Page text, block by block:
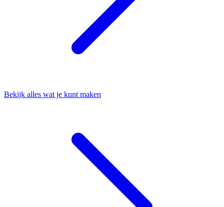
Bekijk alles wat je kunt maken